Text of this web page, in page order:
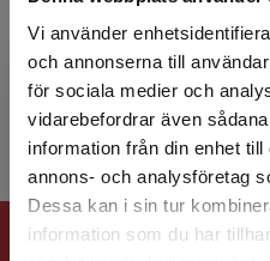
Vi använder
och annonserna till
för sociala medier och
vidarebefordrar även
information från din enhet
annons- och analysföretag
Dessa kan i sin tur
information som du har
Begränsad
Det verkar som att du
Joakim Gavazzeni har
Stockholms universitet
varit anställd vid
dag v...